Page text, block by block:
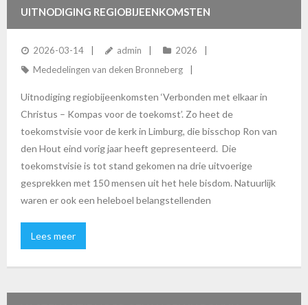
UITNODIGING REGIOBIJEENKOMSTEN
2026-03-14 admin
2026
Mededelingen van deken Bronneberg
Uitnodiging regiobijeenkomsten ‘Verbonden met elkaar in
Christus – Kompas voor de toekomst’. Zo heet de
toekomstvisie voor de kerk in Limburg, die bisschop Ron van
den Hout eind vorig jaar heeft gepresenteerd. Die
toekomstvisie is tot stand gekomen na drie uitvoerige
gesprekken met 150 mensen uit het hele bisdom. Natuurlijk
waren er ook een heleboel belangstellenden
Lees meer